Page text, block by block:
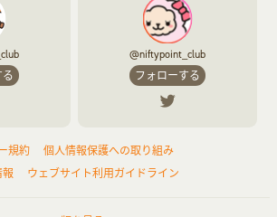
る
@niftypoint_club
フォローする
規約
個人情報保護への取り組み
ウェブサイト利用ガイドライン